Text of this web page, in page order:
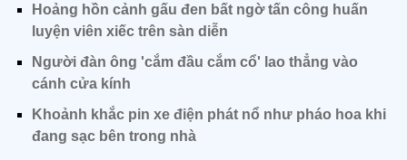
Hoảng hồn cảnh gấu đen bất ngờ tấn công huấn
luyện viên xiếc trên sàn diễn
Người đàn ông 'cắm đầu cắm cổ' lao thẳng vào
cánh cửa kính
Khoảnh khắc pin xe điện phát nổ như pháo hoa khi
đang sạc bên trong nhà